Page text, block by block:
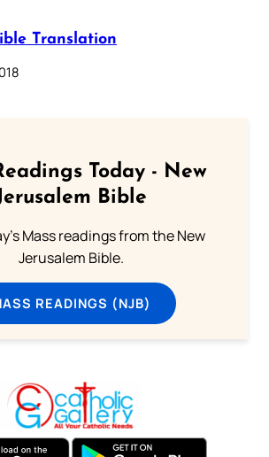
Translation
Today - New
Bible
Mass readings from the New
Jerusalem Bible.
READINGS (NJB)